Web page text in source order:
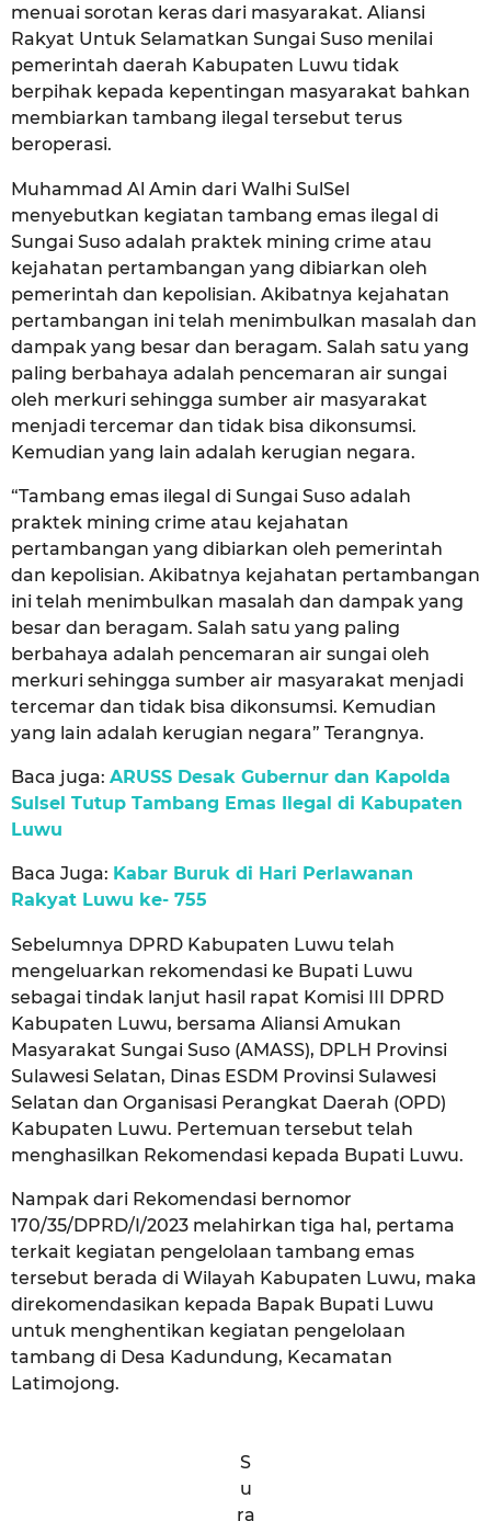
menuai sorotan keras dari masyarakat. Aliansi
Rakyat Untuk Selamatkan Sungai Suso menilai
pemerintah daerah Kabupaten Luwu tidak
berpihak kepada kepentingan masyarakat bahkan
membiarkan tambang ilegal tersebut terus
beroperasi.
Muhammad Al Amin dari Walhi SulSel
menyebutkan kegiatan tambang emas ilegal di
Sungai Suso adalah praktek mining crime atau
kejahatan pertambangan yang dibiarkan oleh
pemerintah dan kepolisian. Akibatnya kejahatan
pertambangan ini telah menimbulkan masalah dan
dampak yang besar dan beragam. Salah satu yang
paling berbahaya adalah pencemaran air sungai
oleh merkuri sehingga sumber air masyarakat
menjadi tercemar dan tidak bisa dikonsumsi.
Kemudian yang lain adalah kerugian negara.
“Tambang emas ilegal di Sungai Suso adalah
praktek mining crime atau kejahatan
pertambangan yang dibiarkan oleh pemerintah
dan kepolisian. Akibatnya kejahatan pertambangan
ini telah menimbulkan masalah dan dampak yang
besar dan beragam. Salah satu yang paling
berbahaya adalah pencemaran air sungai oleh
merkuri sehingga sumber air masyarakat menjadi
tercemar dan tidak bisa dikonsumsi. Kemudian
yang lain adalah kerugian negara” Terangnya.
Baca juga: ARUSS Desak Gubernur dan Kapolda
Sulsel Tutup Tambang Emas Ilegal di Kabupaten
Luwu
Baca Juga: Kabar Buruk di Hari Perlawanan
Rakyat Luwu ke- 755
Sebelumnya DPRD Kabupaten Luwu telah
mengeluarkan rekomendasi ke Bupati Luwu
sebagai tindak lanjut hasil rapat Komisi III DPRD
Kabupaten Luwu, bersama Aliansi Amukan
Masyarakat Sungai Suso (AMASS), DPLH Provinsi
Sulawesi Selatan, Dinas ESDM Provinsi Sulawesi
Selatan dan Organisasi Perangkat Daerah (OPD)
Kabupaten Luwu. Pertemuan tersebut telah
menghasilkan Rekomendasi kepada Bupati Luwu.
Nampak dari Rekomendasi bernomor
170/35/DPRD/I/2023 melahirkan tiga hal, pertama
terkait kegiatan pengelolaan tambang emas
tersebut berada di Wilayah Kabupaten Luwu, maka
direkomendasikan kepada Bapak Bupati Luwu
untuk menghentikan kegiatan pengelolaan
tambang di Desa Kadundung, Kecamatan
Latimojong.
S
u
ra